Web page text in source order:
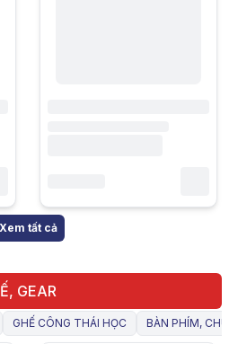
Xem tất cả
GEAR
GHẾ CÔNG THÁI HỌC BÀN PHÍM,